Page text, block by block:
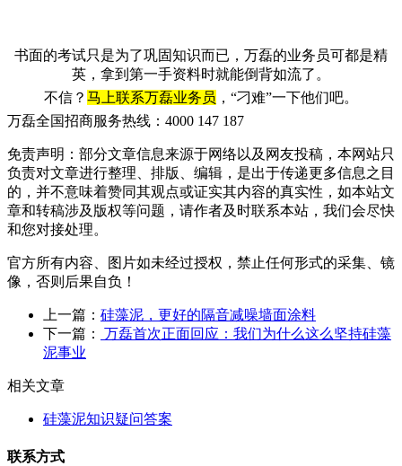
书面的考试只是为了巩固知识而已，万磊的业务员可都是精
英，拿到第一手资料时就能倒背如流了。
不信？ 马上联系万磊业务员 ，“刁难”一下他们吧。
万磊全国招商服务热线： 4000 147 187
免责声明：部分文章信息来源于网络以及网友投稿，本网站只
负责对文章进行整理、排版、编辑，是出于传递更多信息之目
的，并不意味着赞同其观点或证实其内容的真实性，如本站文
章和转稿涉及版权等问题，请作者及时联系本站，我们会尽快
和您对接处理。
官方所有内容、图片如未经过授权，禁止任何形式的采集、镜
像，否则后果自负！
上一篇： 硅藻泥，更好的隔音减噪墙面涂料
下一篇：
万磊首次正面回应：我们为什么这么坚持硅藻
泥事业
相关文章
硅藻泥知识疑问答案
联系方式